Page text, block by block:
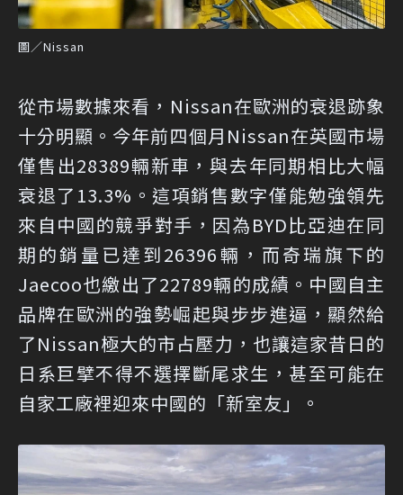
圖／Nissan
從市場數據來看，Nissan在歐洲的衰退跡象
十分明顯。今年前四個月Nissan在英國市場
僅售出28389輛新車，與去年同期相比大幅
衰退了13.3%。這項銷售數字僅能勉強領先
來自中國的競爭對手，因為BYD比亞迪在同
期的銷量已達到26396輛，而奇瑞旗下的
Jaecoo也繳出了22789輛的成績。中國自主
品牌在歐洲的強勢崛起與步步進逼，顯然給
了Nissan極大的市占壓力，也讓這家昔日的
日系巨擘不得不選擇斷尾求生，甚至可能在
自家工廠裡迎來中國的「新室友」。